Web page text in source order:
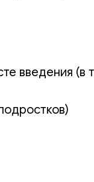
введения (в